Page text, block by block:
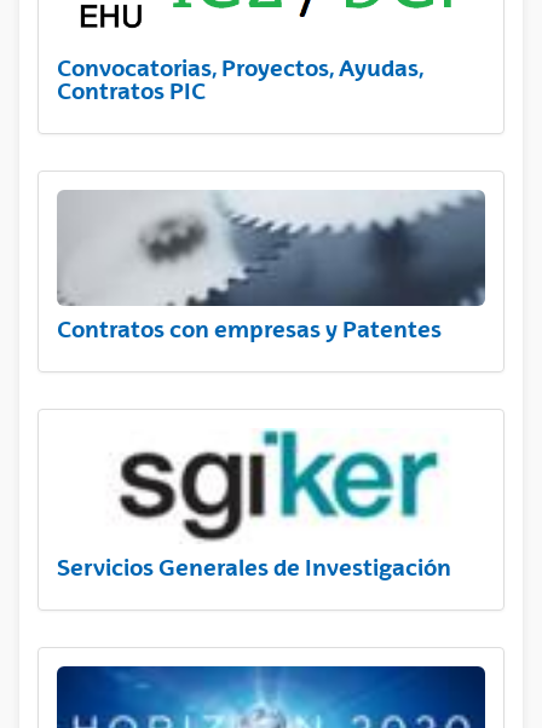
Convocatorias, Proyectos, Ayudas,
Contratos PIC
Contratos con empresas y Patentes
Servicios Generales de Investigación